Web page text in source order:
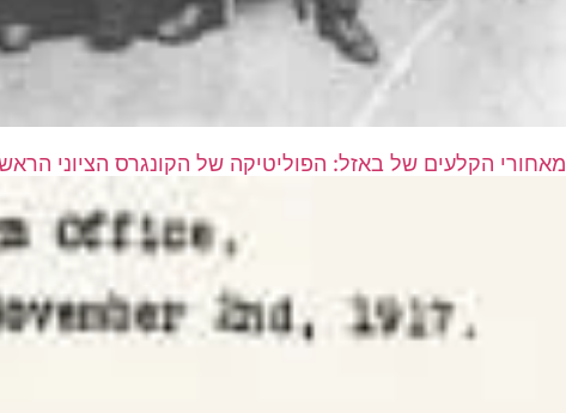
מאחורי הקלעים של באזל: הפוליטיקה של הקונגרס הציוני